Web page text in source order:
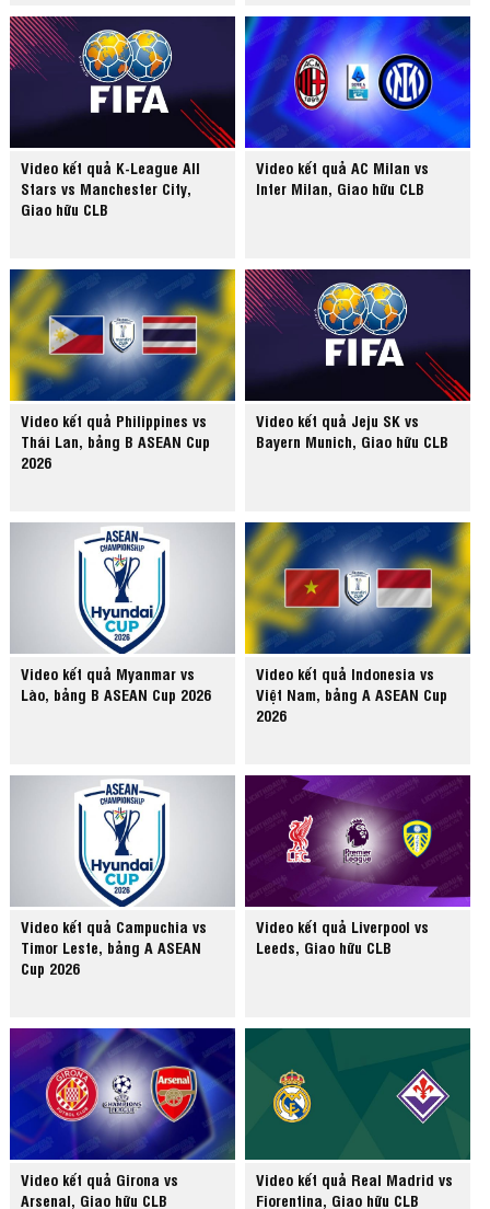
Video kết quả K-League All
Stars vs Manchester City,
Giao hữu CLB
Video kết quả AC Milan vs
Inter Milan, Giao hữu CLB
Video kết quả Philippines vs
Thái Lan, bảng B ASEAN Cup
2026
Video kết quả Jeju SK vs
Bayern Munich, Giao hữu CLB
Video kết quả Myanmar vs
Lào, bảng B ASEAN Cup 2026
Video kết quả Indonesia vs
Việt Nam, bảng A ASEAN Cup
2026
Video kết quả Campuchia vs
Timor Leste, bảng A ASEAN
Cup 2026
Video kết quả Liverpool vs
Leeds, Giao hữu CLB
Video kết quả Girona vs
Arsenal, Giao hữu CLB
Video kết quả Real Madrid vs
Fiorentina, Giao hữu CLB